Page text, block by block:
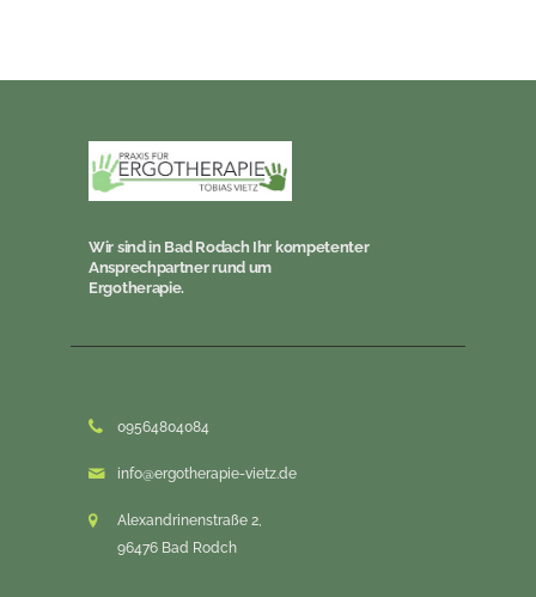
Wir sind in Bad Rodach Ihr kompetenter
Ansprechpartner rund um
Ergotherapie.
09564804084
info@ergotherapie-vietz.de
Alexandrinenstraße 2,
96476 Bad Rodch